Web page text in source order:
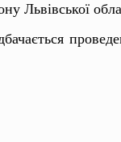
Львівської